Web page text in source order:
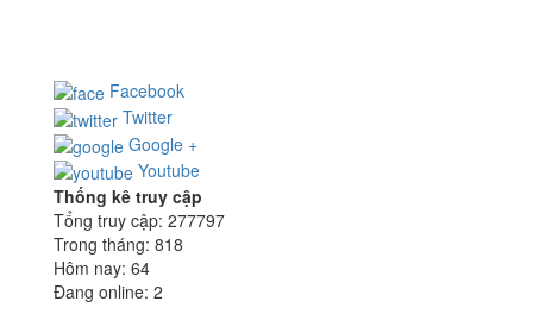
Facebook
Twitter
Google +
Youtube
Thống kê truy cập
Tổng truy cập: 277797
Trong tháng: 818
Hôm nay: 64
Đang online: 2